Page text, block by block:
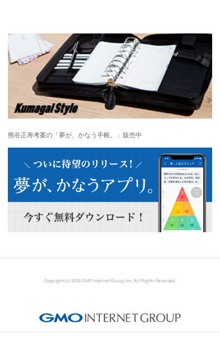
熊谷正寿考案の「夢が、かなう手帳。」販売中
Copyright (c) 2026 GMO Internet Group, Inc. All Rights Reserved.